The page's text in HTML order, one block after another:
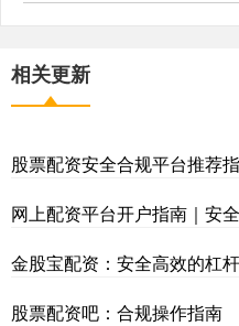
相关更新
股票配资安全合规平台推荐
网上配资平台开户指南｜安
金股宝配资：安全高效的杠
股票配资吧：合规操作指南